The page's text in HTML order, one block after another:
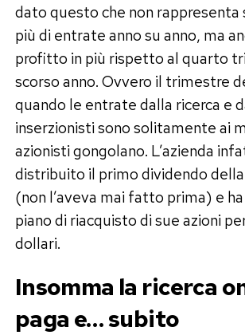
dato questo che non rappresenta
più di entrate anno su anno, ma
profitto in più rispetto al quarto
scorso anno. Ovvero il trimestre
quando le entrate dalla ricerca e
inserzionisti sono solitamente ai
azionisti gongolano. L’azienda
distribuito il primo dividendo
(non l’aveva mai fatto prima) e
piano di riacquisto di sue azioni
dollari.
Insomma la ricerca
paga e… subito